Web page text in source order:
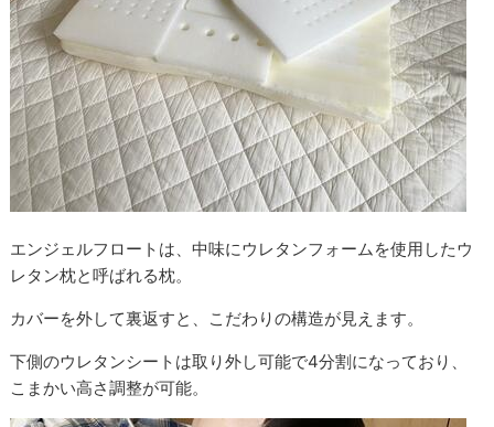
エンジェルフロートは、中味にウレタンフォームを使用したウ
レタン枕と呼ばれる枕。
カバーを外して裏返すと、こだわりの構造が見えます。
下側のウレタンシートは取り外し可能で4分割になっており、
こまかい高さ調整が可能。